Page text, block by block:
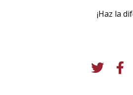
¡Haz la